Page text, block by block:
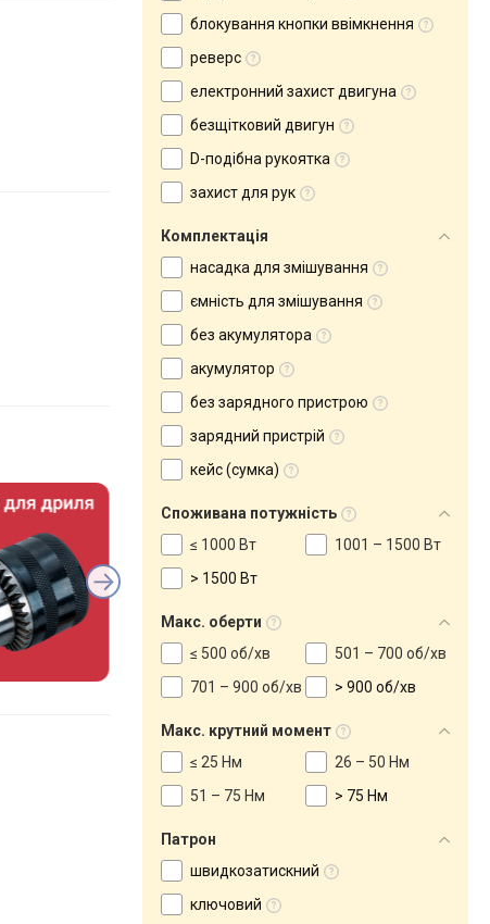
блокування кнопки ввімкнення
реверс
електронний захист двигуна
безщітковий двигун
D-подібна рукоятка
захист для рук
Комплектація
насадка для змішування
ємність для змішування
без акумулятора
акумулятор
без зарядного пристрою
зарядний пристрій
кейс (сумка)
Споживана потужність
≤ 1000 Вт
1001 – 1500 Вт
> 1500 Вт
Макс. оберти
≤ 500 об/хв
501 – 700 об/хв
701 – 900 об/хв
> 900 об/хв
Макс. крутний момент
≤ 25 Нм
26 – 50 Нм
51 – 75 Нм
> 75 Нм
Патрон
швидкозатискний
ключовий